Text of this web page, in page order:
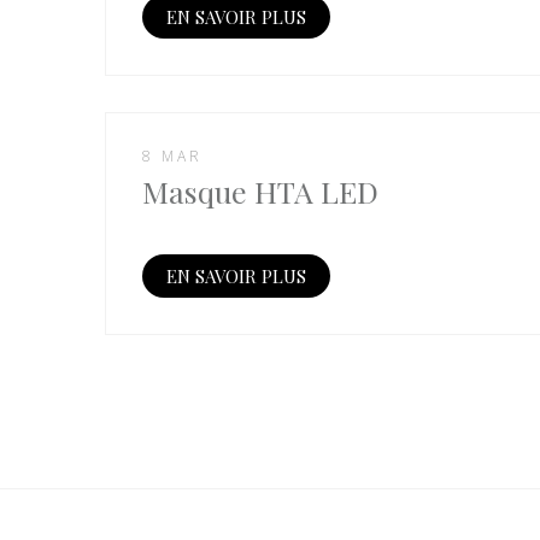
EN SAVOIR PLUS
8 MAR
Masque HTA LED
EN SAVOIR PLUS